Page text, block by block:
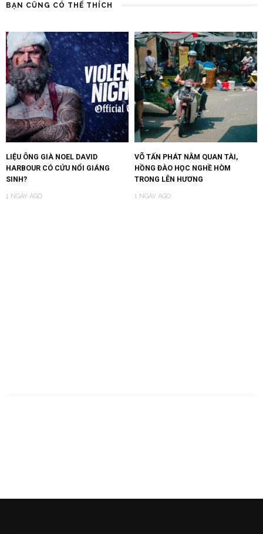
BẠN CŨNG CÓ THỂ THÍCH
LIỆU ÔNG GIÀ NOEL DAVID
HARBOUR CÓ CỨU NỔI GIÁNG
SINH?
1 NGÀY AGO
VÕ TẤN PHÁT NẰM QUAN TÀI,
HỒNG ĐÀO HỌC NGHỀ HÒM
TRONG LÊN HƯƠNG
1 NGÀY AGO